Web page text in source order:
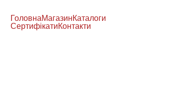
ГоловнаМагазинКаталоги
СертифікатиКонтакти